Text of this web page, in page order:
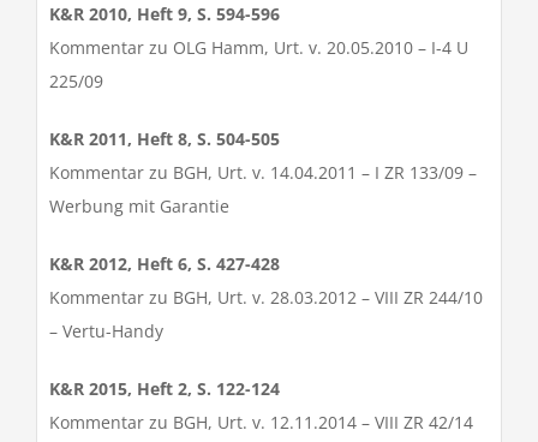
K&R 2010, Heft 9, S. 594-596
Kommentar zu OLG Hamm, Urt. v. 20.05.2010 – I-4 U
225/09
K&R 2011, Heft 8, S. 504-505
Kommentar zu BGH, Urt. v. 14.04.2011 – I ZR 133/09 –
Werbung mit Garantie
K&R 2012, Heft 6, S. 427-428
Kommentar zu BGH, Urt. v. 28.03.2012 – VIII ZR 244/10
– Vertu-Handy
K&R 2015, Heft 2, S. 122-124
Kommentar zu BGH, Urt. v. 12.11.2014 – VIII ZR 42/14